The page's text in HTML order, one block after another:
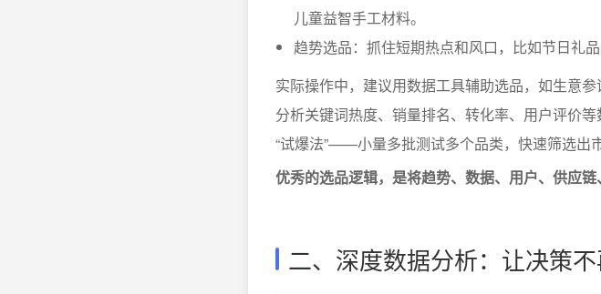
儿童益智手工材料。
趋势选品：抓住短期热点和风口，比如节日礼
实际操作中，建议用数据工具辅助选品，如生意
分析关键词热度、销量排名、转化率、用户评价
“试爆法”——小量多批测试多个品类，快速筛选出
优秀的选品逻辑，是将趋势、数据、用户、供应链
二、深度数据分析：让决策